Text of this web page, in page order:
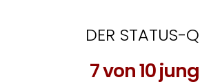
DER STATUS-
7 von 10